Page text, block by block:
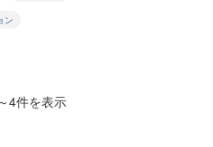
ン
4件を表示